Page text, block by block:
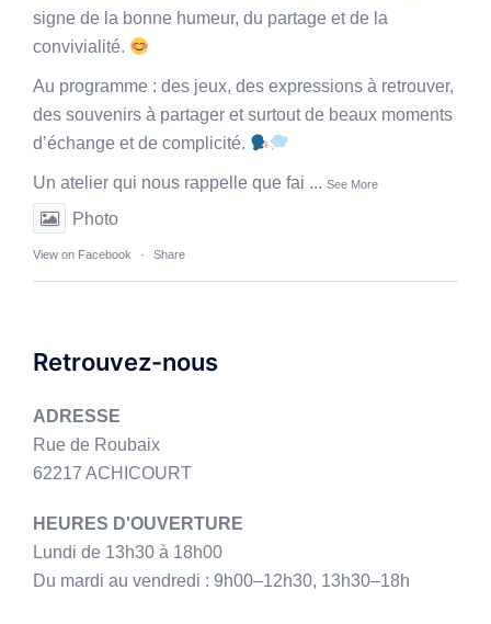
signe de la bonne humeur, du partage et de la
convivialité.
Au programme : des jeux, des expressions à retrouver,
des souvenirs à partager et surtout de beaux moments
d’échange et de complicité.
Un atelier qui nous rappelle que fai ... See More
Photo
View on Facebook · Share
Retrouvez-nous
ADRESSE
Rue de Roubaix
62217 ACHICOURT
HEURES D'OUVERTURE
Lundi de 13h30 à 18h00
Du mardi au vendredi : 9h00–12h30, 13h30–18h